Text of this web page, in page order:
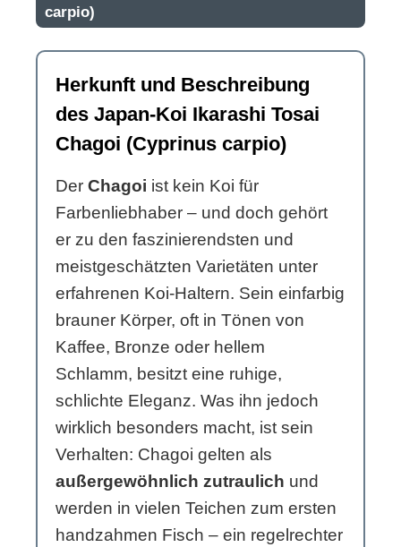
carpio)
Herkunft und Beschreibung
des Japan-Koi Ikarashi Tosai
Chagoi (Cyprinus carpio)
Der Chagoi ist kein Koi für
Farbenliebhaber – und doch gehört
er zu den faszinierendsten und
meistgeschätzten Varietäten unter
erfahrenen Koi-Haltern. Sein einfarbig
brauner Körper, oft in Tönen von
Kaffee, Bronze oder hellem
Schlamm, besitzt eine ruhige,
schlichte Eleganz. Was ihn jedoch
wirklich besonders macht, ist sein
Verhalten: Chagoi gelten als
außergewöhnlich zutraulich und
werden in vielen Teichen zum ersten
handzahmen Fisch – ein regelrechter